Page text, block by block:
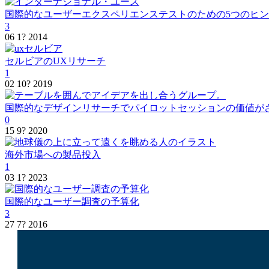
国際的なユーザーエクスペリエンステストのための5つのヒン
3
06 1? 2014
セルビアのUXリサーチ
1
02 10? 2019
国際的なデザインリサーチでパイロットセッションの価値が
0
15 9? 2020
海外市場への製品投入
1
03 1? 2023
国際的なユーザー調査の予算化
3
27 7? 2016